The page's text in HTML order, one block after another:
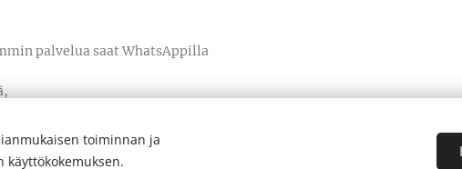
palvelua saat WhatsAppilla
toiminnan ja